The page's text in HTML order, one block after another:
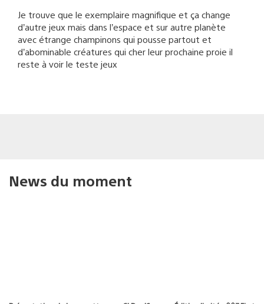
Je trouve que le exemplaire magnifique et ça change
d’autre jeux mais dans l’espace et sur autre planète
avec étrange champinons qui pousse partout et
d’abominable créatures qui cher leur prochaine proie il
reste à voir le teste jeux
News du moment